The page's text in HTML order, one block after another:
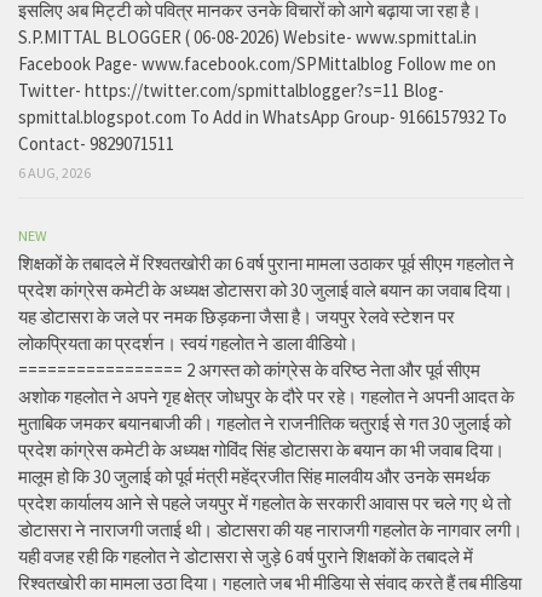
इसलिए अब मिट्टी को पवित्र मानकर उनके विचारों को आगे बढ़ाया जा रहा है।
S.P.MITTAL BLOGGER ( 06-08-2026) Website- www.spmittal.in
Facebook Page- www.facebook.com/SPMittalblog Follow me on
Twitter- https://twitter.com/spmittalblogger?s=11 Blog-
spmittal.blogspot.com To Add in WhatsApp Group- 9166157932 To
Contact- 9829071511
6 AUG, 2026
NEW
शिक्षकों के तबादले में रिश्वतखोरी का 6 वर्ष पुराना मामला उठाकर पूर्व सीएम गहलोत ने
प्रदेश कांग्रेस कमेटी के अध्यक्ष डोटासरा को 30 जुलाई वाले बयान का जवाब दिया।
यह डोटासरा के जले पर नमक छिड़कना जैसा है। जयपुर रेलवे स्टेशन पर
लोकप्रियता का प्रदर्शन। स्वयं गहलोत ने डाला वीडियो।
================= 2 अगस्त को कांग्रेस के वरिष्ठ नेता और पूर्व सीएम
अशोक गहलोत ने अपने गृह क्षेत्र जोधपुर के दौरे पर रहे। गहलोत ने अपनी आदत के
मुताबिक जमकर बयानबाजी की। गहलोत ने राजनीतिक चतुराई से गत 30 जुलाई को
प्रदेश कांग्रेस कमेटी के अध्यक्ष गोविंद सिंह डोटासरा के बयान का भी जवाब दिया।
मालूम हो कि 30 जुलाई को पूर्व मंत्री महेंद्रजीत सिंह मालवीय और उनके समर्थक
प्रदेश कार्यालय आने से पहले जयपुर में गहलोत के सरकारी आवास पर चले गए थे तो
डोटासरा ने नाराजगी जताई थी। डोटासरा की यह नाराजगी गहलोत के नागवार लगी।
यही वजह रही कि गहलोत ने डोटासरा से जुड़े 6 वर्ष पुराने शिक्षकों के तबादले में
रिश्वतखोरी का मामला उठा दिया। गहलाते जब भी मीडिया से संवाद करते हैं तब मीडिया